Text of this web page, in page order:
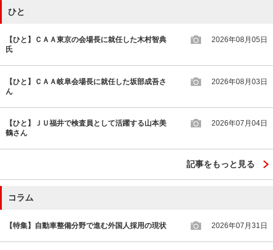
ひと
【ひと】ＣＡＡ東京の会場長に就任した木村智典
氏
2026年08月05日
【ひと】ＣＡＡ岐阜会場長に就任した坂部成吾さ
ん
2026年08月03日
【ひと】ＪＵ福井で検査員として活躍する山本美
鶴さん
2026年07月04日
記事をもっと見る
コラム
【特集】自動車整備分野で進む外国人採用の現状 2026年07月31日